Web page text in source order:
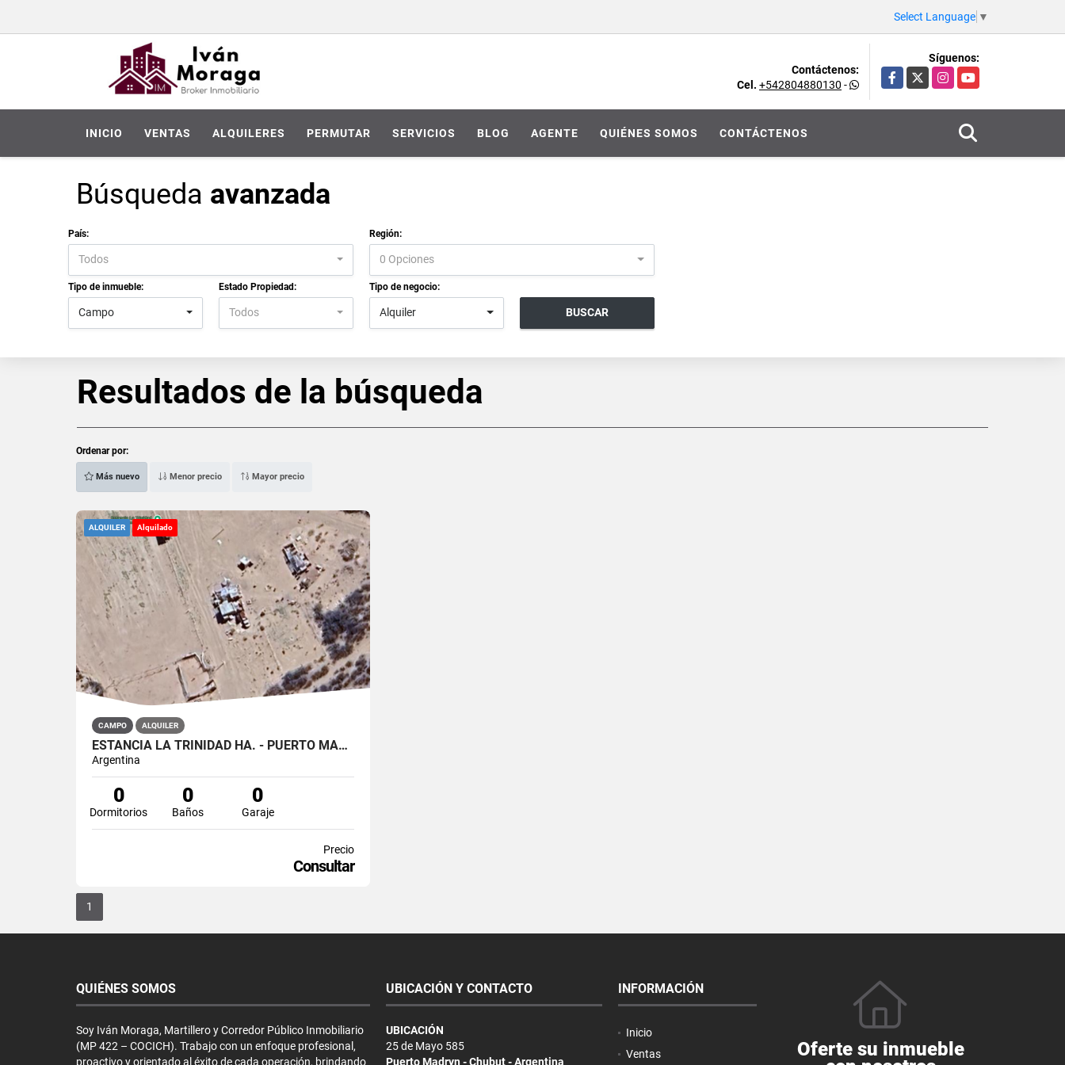
Select Language ▼
Contáctenos:
Cel. +542804880130 -
Síguenos:
Facebook
X InstagramYouTube
INICIO VENTAS ALQUILERES PERMUTAR SERVICIOS BLOG AGENTE QUIÉNES SOMOS CONTÁCTENOS
Búsqueda avanzada
País:
Todos
Región:
0 Opciones
Tipo de inmueble:
Campo
Estado Propiedad:
Todos
Tipo de negocio:
Alquiler BUSCAR
Resultados de la búsqueda
Ordenar por:
Más nuevo Menor precio Mayor precio
ALQUILER Alquilado
CAMPO ALQUILER
ESTANCIA LA TRINIDAD HA. - PUERTO MADRYN - CHUBUT
Argentina
0
Dormitorios
0
Baños
0
Garaje
Precio
Consultar
1
QUIÉNES SOMOS
Soy Iván Moraga, Martillero y Corredor Público Inmobiliario
(MP 422 – COCICH). Trabajo con un enfoque profesional,
proactivo y orientado al éxito de cada operación, brindando
UBICACIÓN Y CONTACTO
UBICACIÓN
25 de Mayo 585
Puerto Madryn - Chubut - Argentina
INFORMACIÓN
Inicio
Ventas
Oferte su inmueble